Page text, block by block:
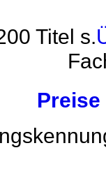
Titel s.